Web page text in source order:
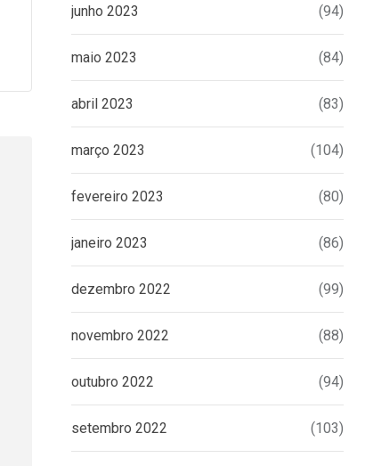
junho 2023 (94)
maio 2023 (84)
abril 2023 (83)
março 2023 (104)
fevereiro 2023 (80)
janeiro 2023 (86)
dezembro 2022 (99)
novembro 2022 (88)
outubro 2022 (94)
setembro 2022 (103)